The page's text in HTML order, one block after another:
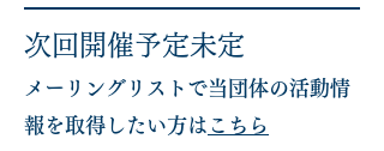
次回開催予定未定
メーリングリストで当団体の活動情
報を取得したい方は こちら